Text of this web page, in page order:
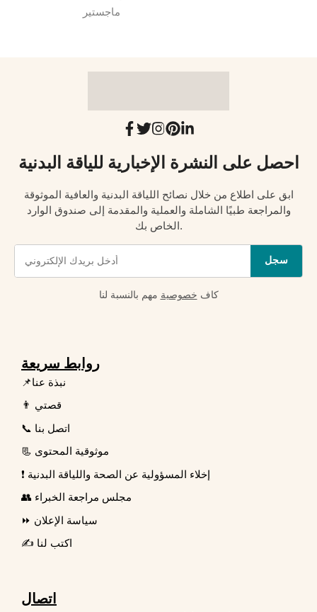
ماجستير
احصل على النشرة الإخبارية للياقة البدنية
ابق على اطلاع من خلال نصائح اللياقة البدنية والعافية الموثوقة
والمراجعة طبيًا الشاملة والعملية والمقدمة إلى صندوق الوارد
الخاص بك.
سجل
كاف خصوصية مهم بالنسبة لنا
روابط سريعة
📌نبذة عنا
👨 قصتي
📞 اتصل بنا
📃 موثوقية المحتوى
❗ إخلاء المسؤولية عن الصحة واللياقة البدنية
👥 مجلس مراجعة الخبراء
⏩ سياسة الإعلان
✍️ اكتب لنا
اتصال